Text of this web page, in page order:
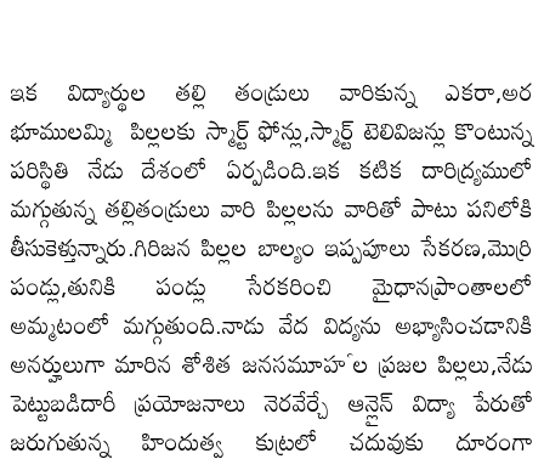
ఇక విద్యార్థుల తల్లి తండ్రులు వారికున్న ఎకరా,అర
భూములమ్మి పిల్లలకు స్మార్ట్ ఫోన్లు,స్మార్ట్ టెలివిజన్లు కొంటున్న
పరిస్థితి నేడు దేశంలో ఏర్పడింది.ఇక కటిక దారిద్ర్యములో
మగ్గుతున్న తల్లితండ్రులు వారి పిల్లలను వారితో పాటు పనిలోకి
తీసుకెళ్తున్నారు.గిరిజన పిల్లల బాల్యం ఇప్పపూలు సేకరణ,మొర్రి
పండ్లు,తునికి పండ్లు సేరకరించి మైధానప్రాంతాలలో
అమ్మటంలో మగ్గుతుంది.నాడు వేద విద్యను అభ్యాసించడానికి
అనర్హులుగా మారిన శోశిత జనసమూహౕల ప్రజల పిల్లలు,నేడు
పెట్టుబడిదారీ ప్రయోజనాలు నెరవేర్చే ఆన్లైన్ విద్యా పేరుతో
జరుగుతున్న హిందుత్వ కుట్రలో చదువుకు దూరంగా